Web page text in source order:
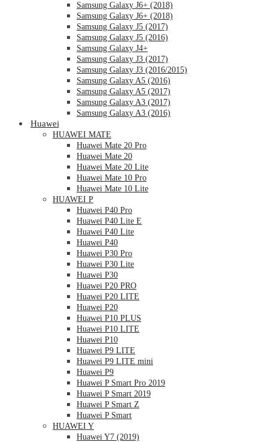
Samsung Galaxy J6+ (2018)
Samsung Galaxy J6+ (2018)
Samsung Galaxy J5 (2017)
Samsung Galaxy J5 (2016)
Samsung Galaxy J4+
Samsung Galaxy J3 (2017)
Samsung Galaxy J3 (2016/2015)
Samsung Galaxy A5 (2016)
Samsung Galaxy A5 (2017)
Samsung Galaxy A3 (2017)
Samsung Galaxy A3 (2016)
Huawei
HUAWEI MATE
Huawei Mate 20 Pro
Huawei Mate 20
Huawei Mate 20 Lite
Huawei Mate 10 Pro
Huawei Mate 10 Lite
HUAWEI P
Huawei P40 Pro
Huawei P40 Lite E
Huawei P40 Lite
Huawei P40
Huawei P30 Pro
Huawei P30 Lite
Huawei P30
Huawei P20 PRO
Huawei P20 LITE
Huawei P20
Huawei P10 PLUS
Huawei P10 LITE
Huawei P10
Huawei P9 LITE
Huawei P9 LITE mini
Huawei P9
Huawei P Smart Pro 2019
Huawei P Smart 2019
Huawei P Smart Z
Huawei P Smart
HUAWEI Y
Huawei Y7 (2019)